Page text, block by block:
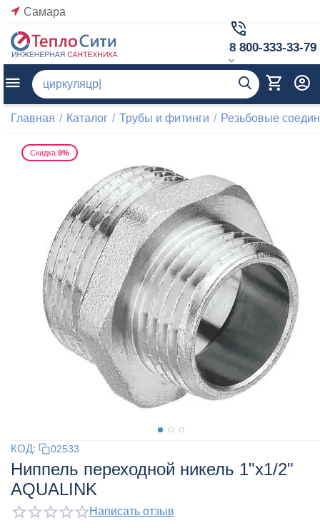
Самара
8 800-333-33-79
Главная / Каталог / Трубы и фитинги / Резьбовые
Скидка 9%
КОД: 02533
Ниппель переходной никель 1"x1/2"
AQUALINK
Написать отзыв